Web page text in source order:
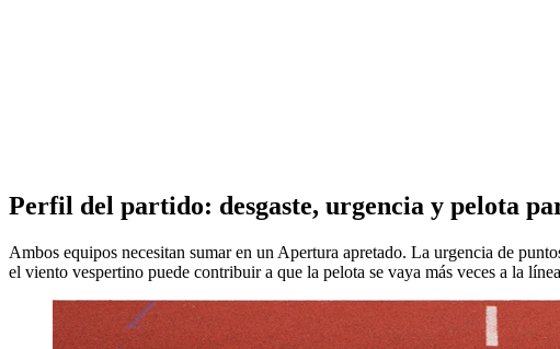
Perfil del partido: desgaste, urgencia y pelota
Ambos equipos necesitan sumar en un Apertura apretado. La urgencia de
el viento vespertino puede contribuir a que la pelota se vaya más veces a la